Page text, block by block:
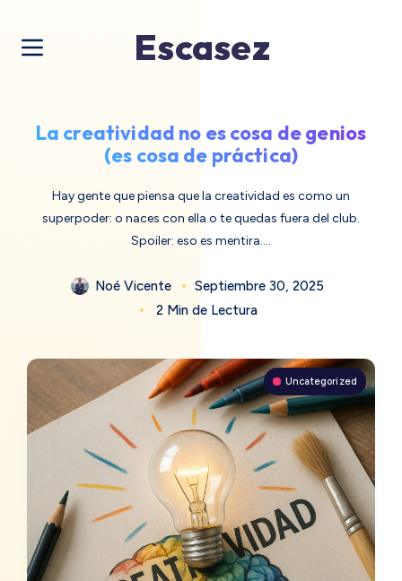
Escasez
La creatividad no es cosa de genios
(es cosa de práctica)
Hay gente que piensa que la creatividad es como un
superpoder: o naces con ella o te quedas fuera del club.
Spoiler: eso es mentira….
Noé Vicente
Septiembre 30, 2025
2 Min de Lectura
Uncategorized